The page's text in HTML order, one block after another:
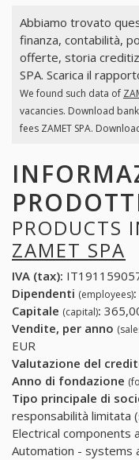
Abbiamo trovato
finanza, contabilità,
offerte, storia
SPA. Scarica il
We found such data of
vacancies. Download
fees ZAMET SPA.
PRODUCTS
ZAMET SPA
IVA (tax):
Dipendenti (employees):
Capitale (capital):
Vendite, per anno
EUR
Valutazione del
Anno di fondazione
Tipo principale di
responsabilità limitata
Electrical
Automation - systems